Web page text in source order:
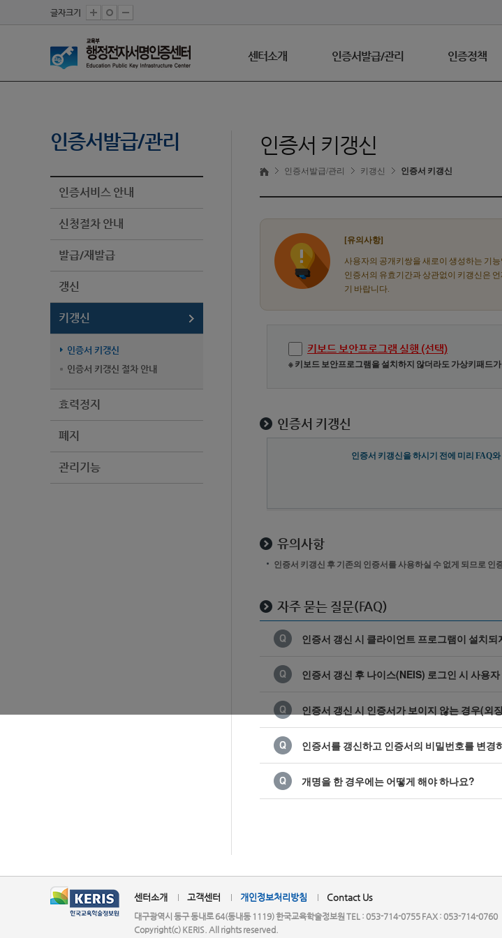
글자크기
센터소개 인증서발급/관리 인증정책
인증서발급/관리
인증서비스 안내
신청절차 안내
발급/재발급
갱신
키갱신
인증서 키갱신
인증서 키갱신 절차 안내
효력정지
폐지
관리기능
인증서 키갱신
인증서발급/관리 키갱신 인증서 키갱신
[유의사항]
사용자의 공개키쌍을 새로이 생성하는 기
인증서의 유효기간과 상관없이 키갱신은
기 바랍니다.
키보드 보안프로그램 실행 (선택)
※ 키보드 보안프로그램을 설치하지 않더라도 가상키패드
인증서 키갱신
인증서 키갱신을 하시기 전에 미리 FAQ
유의사항
인증서 키갱신 후 기존의 인증서를 사용하실 수 없게 되므로
자주 묻는 질문(FAQ)
인증서 갱신 시 클라이언트 프로그램이 설치
인증서 갱신 후 나이스(NEIS) 로그인 시 사용
인증서 갱신 시 인증서가 보이지 않는 경우(외
인증서를 갱신하고 인증서의 비밀번호를 변경
개명을 한 경우에는 어떻게 해야 하나요?
센터소개 고객센터 개인정보처리방침 Contact Us
대구광역시 동구 동내로 64(동내동 1119) 한국교육학술정보원 TEL : 053-714-0755 FAX : 053-714-0760
Copyright(c) KERIS. All rights reserved.